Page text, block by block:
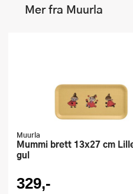
Mer fra Muurla
Muurla
Mummi brett 13x27 cm Lille My
gul
329,-